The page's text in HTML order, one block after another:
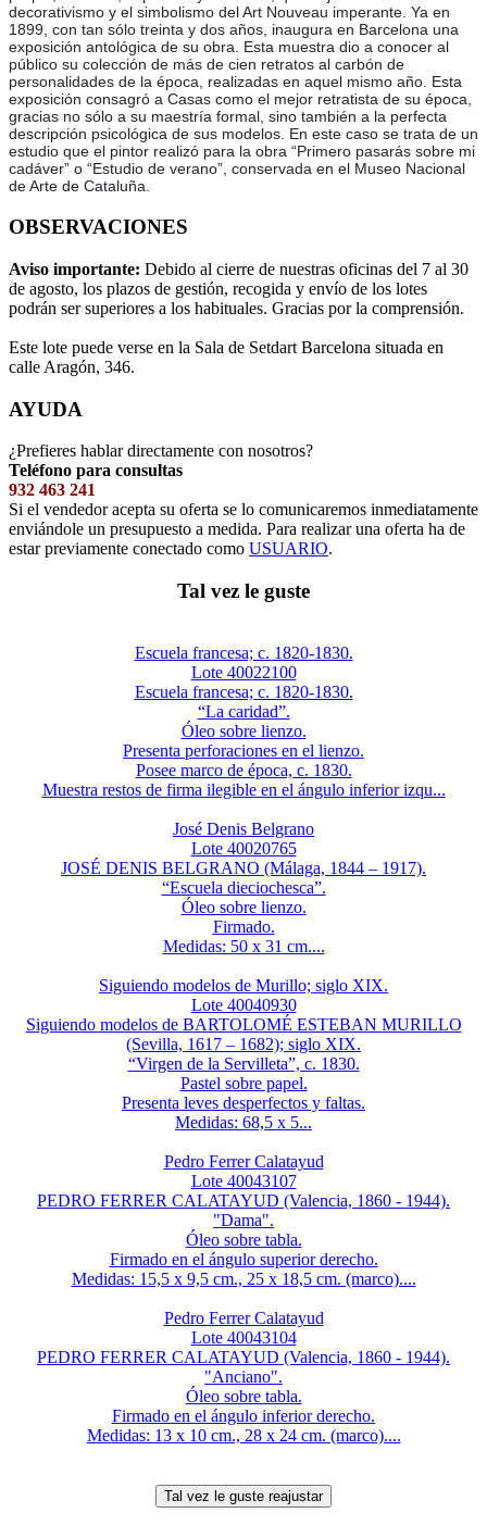
decorativismo y el simbolismo del Art Nouveau imperante. Ya en
1899, con tan sólo treinta y dos años, inaugura en Barcelona una
exposición antológica de su obra. Esta muestra dio a conocer al
público su colección de más de cien retratos al carbón de
personalidades de la época, realizadas en aquel mismo año. Esta
exposición consagró a Casas como el mejor retratista de su época,
gracias no sólo a su maestría formal, sino también a la perfecta
descripción psicológica de sus modelos. En este caso se trata de un
estudio que el pintor realizó para la obra “Primero pasarás sobre mi
cadáver” o “Estudio de verano”, conservada en el Museo Nacional
de Arte de Cataluña.
OBSERVACIONES
Aviso importante: Debido al cierre de nuestras oficinas del 7 al 30
de agosto, los plazos de gestión, recogida y envío de los lotes
podrán ser superiores a los habituales. Gracias por la comprensión.
Este lote puede verse en la Sala de Setdart Barcelona situada en
calle Aragón, 346.
AYUDA
¿Prefieres hablar directamente con nosotros?
Teléfono para consultas
932 463 241
Si el vendedor acepta su oferta se lo comunicaremos inmediatamente
enviándole un presupuesto a medida. Para realizar una oferta ha de
estar previamente conectado como USUARIO.
Tal vez le guste
Escuela francesa; c. 1820-1830.
Lote 40022100
Escuela francesa; c. 1820-1830.
“La caridad”.
Óleo sobre lienzo.
Presenta perforaciones en el lienzo.
Posee marco de época, c. 1830.
Muestra restos de firma ilegible en el ángulo inferior izqu...
José Denis Belgrano
Lote 40020765
JOSÉ DENIS BELGRANO (Málaga, 1844 – 1917).
“Escuela dieciochesca”.
Óleo sobre lienzo.
Firmado.
Medidas: 50 x 31 cm....
Siguiendo modelos de Murillo; siglo XIX.
Lote 40040930
Siguiendo modelos de BARTOLOMÉ ESTEBAN MURILLO
(Sevilla, 1617 – 1682); siglo XIX.
“Virgen de la Servilleta”, c. 1830.
Pastel sobre papel.
Presenta leves desperfectos y faltas.
Medidas: 68,5 x 5...
Pedro Ferrer Calatayud
Lote 40043107
PEDRO FERRER CALATAYUD (Valencia, 1860 - 1944).
"Dama".
Óleo sobre tabla.
Firmado en el ángulo superior derecho.
Medidas: 15,5 x 9,5 cm., 25 x 18,5 cm. (marco)....
Pedro Ferrer Calatayud
Lote 40043104
PEDRO FERRER CALATAYUD (Valencia, 1860 - 1944).
"Anciano".
Óleo sobre tabla.
Firmado en el ángulo inferior derecho.
Medidas: 13 x 10 cm., 28 x 24 cm. (marco)....